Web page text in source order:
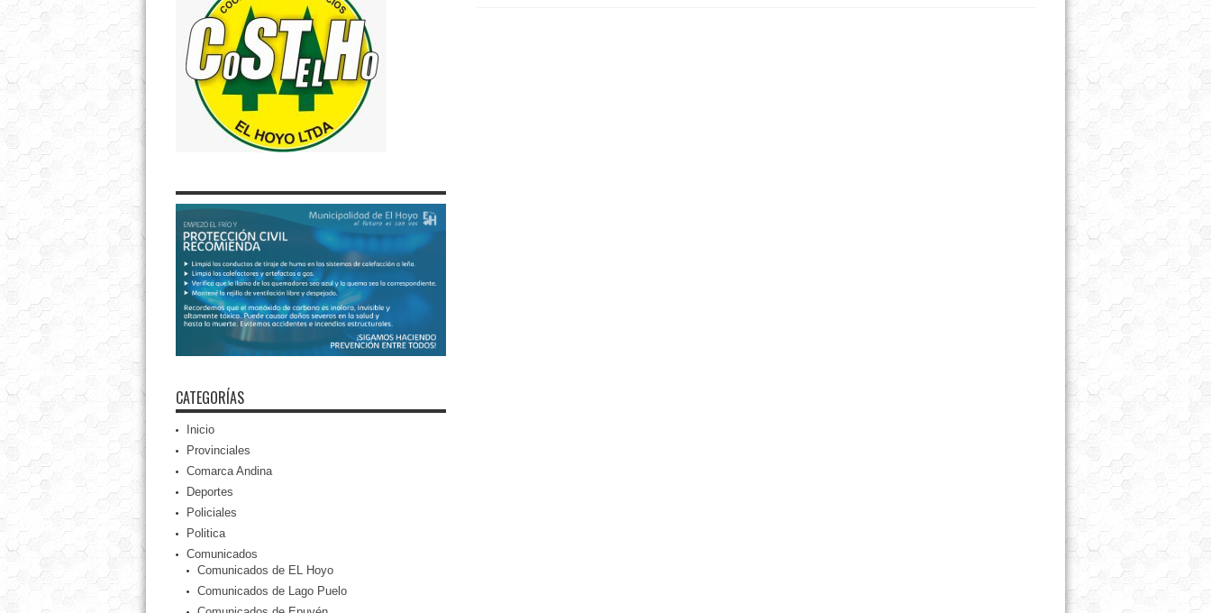
CATEGORÍAS
Inicio
Provinciales
Comarca Andina
Deportes
Policiales
Politica
Comunicados
Comunicados de EL Hoyo
Comunicados de Lago Puelo